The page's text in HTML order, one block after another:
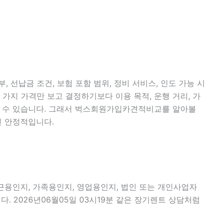
선납금 조건, 보험 포함 범위, 정비 서비스, 인도 가능 시
지 가격만 보고 결정하기보다 이용 목적, 운행 거리, 가
있습니다. 그래서 벅스회원가입카견적비교를 알아볼
안정적입니다.
인지, 가족용인지, 영업용인지, 법인 또는 개인사업자
. 2026년06월05일 03시19분 같은 장기렌트 상담처럼